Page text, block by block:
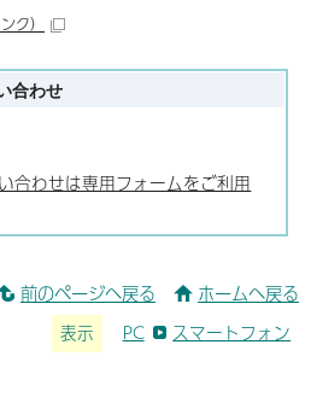
ク）
合わせ
合わせは専用フォームをご利用
前のページへ戻る ホームへ戻る
表示 PC スマートフォン